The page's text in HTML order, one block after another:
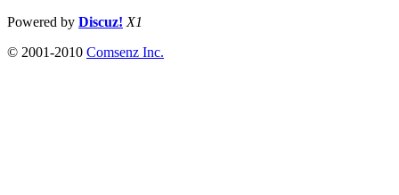
Powered by Discuz! X1
© 2001-2010 Comsenz Inc.